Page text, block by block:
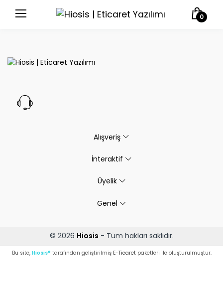
0
Alışveriş
İnteraktif
Üyelik
Genel
© 2026 Hiosis - Tüm hakları saklıdır.
Bu site, Hiosis® tarafından geliştirilmiş E-Ticaretpaketleri ile oluşturulmuştur.